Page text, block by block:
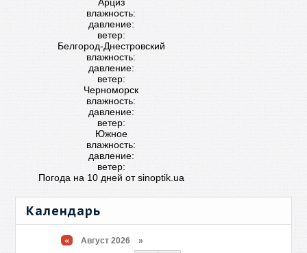
влажность:
давление:
ветер:
Белгород-Днестровский
влажность:
давление:
ветер:
Черноморск
влажность:
давление:
ветер:
Южное
влажность:
давление:
ветер:
Погода на 10 дней отsinoptik.ua
Календарь
« Август 2026 »